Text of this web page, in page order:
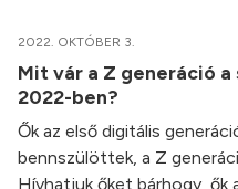
2022. OKTÓBER 3.
Mit vár a Z generáció
2022-ben?
Ők az első digitális
bennszülöttek, a Z
Hívhatjuk őket bárhogy, ők